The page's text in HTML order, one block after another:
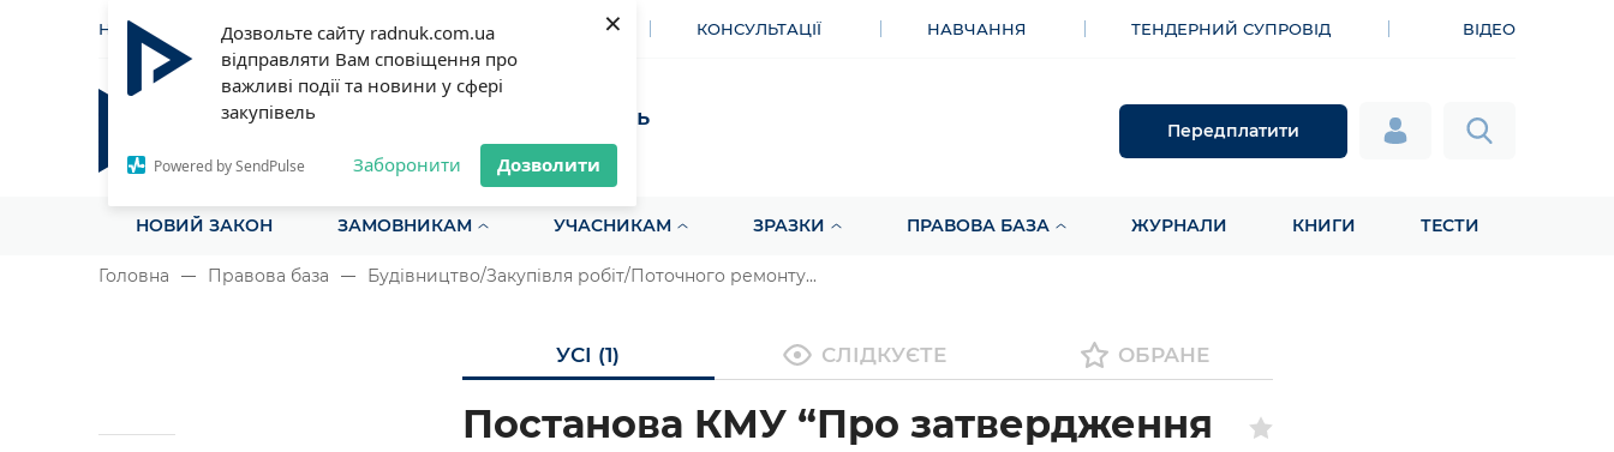
Дозвольте сайту radnuk.com.ua
відправляти Вам сповіщення про
важливі події та новини у сфері
закупівель
Powered by SendPulse Заборонити Дозволити
×
НОВИНИ СТАТТІ ІНСТРУМЕНТИ КОНСУЛЬТАЦІЇ НАВЧАННЯ ТЕНДЕРНИЙ СУПРОВІД ВІДЕО
Радник у сфері публічних закупівель
Все для закупівель на одному порталі
Передплатити
НОВИЙ ЗАКОН ЗАМОВНИКАМ УЧАСНИКАМ ЗРАЗКИ ПРАВОВА БАЗА ЖУРНАЛИ КНИГИ ТЕСТИ
Головна Правова база Будівництво/Закупівля робіт/Поточного ремонту...
УСІ (1) СЛІДКУЄТЕ ОБРАНЕ
Постанова КМУ “Про затвердження